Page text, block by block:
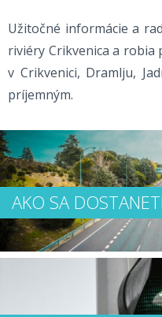
Užitočné informácie a
riviéry Crikvenica a robia
v Crikvenici, Dramlju,
príjemným.
AKO SA